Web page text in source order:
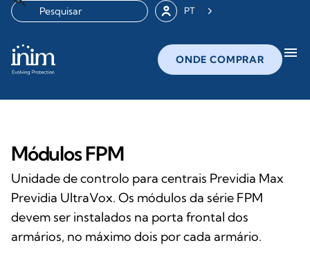
PT
ONDE COMPRAR menu
Módulos FPM
Unidade de controlo para centrais Previdia Max
Previdia UltraVox. Os módulos da série FPM
devem ser instalados na porta frontal dos
armários, no máximo dois por cada armário.